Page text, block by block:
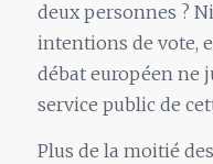
deux personnes ?
intentions de vote,
débat européen ne
service public de
Plus de la moitié